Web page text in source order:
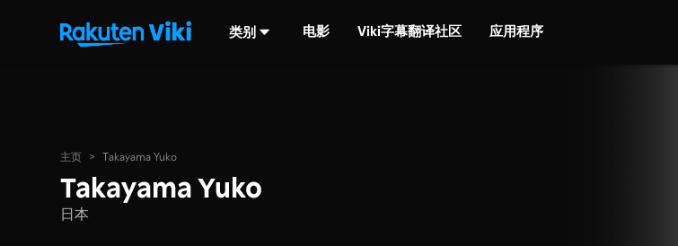
类别 电影 Viki字幕翻译社区 应用程序
主页 > Takayama Yuko
Takayama Yuko
日本